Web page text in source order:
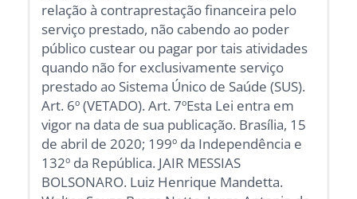
relação à contraprestação financeira pelo
serviço prestado, não cabendo ao poder
público custear ou pagar por tais atividades
quando não for exclusivamente serviço
prestado ao Sistema Único de Saúde (SUS).
Art. 6º (VETADO). Art. 7ºEsta Lei entra em
vigor na data de sua publicação. Brasília, 15
de abril de 2020; 199º da Independência e
132º da República. JAIR MESSIAS
BOLSONARO. Luiz Henrique Mandetta.